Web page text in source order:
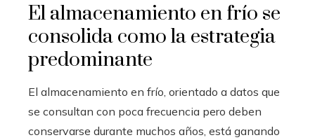
El almacenamiento en frío se
consolida como la estrategia
predominante
El almacenamiento en frío, orientado a datos que
se consultan con poca frecuencia pero deben
conservarse durante muchos años, está ganando